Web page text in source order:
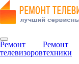
Ремонт
телевизоров
Ремонт
техники